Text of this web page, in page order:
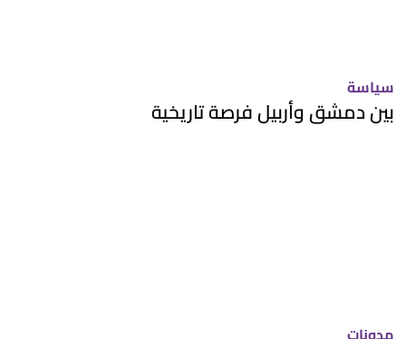
سياسة
بين دمشق وأربيل فرصة تاريخية